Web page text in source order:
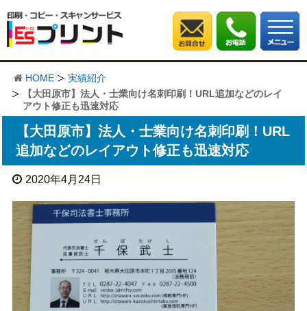
HOME
実績紹介
【大田原市】法人・士業向け名刺印刷！URL追加などのレイ
アウト修正も迅速対応
【大田原市】法人・士業向け名刺印刷！URL
追加などのレイアウト修正も迅速対応
2020年4月24日